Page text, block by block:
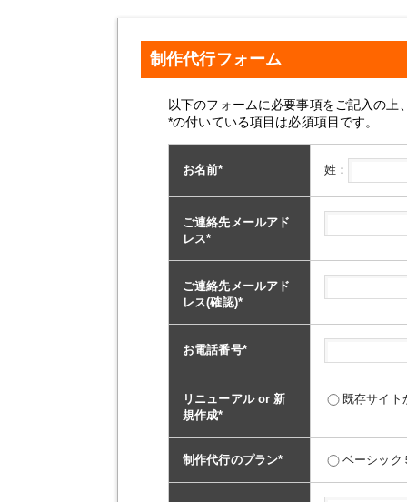
制作代行フォーム
以下のフォームに必要事項をご記入の
*の付いている項目は必須項目です。
お名前* 姓：
ご連絡先メールアド
レス*
ご連絡先メールアド
レス(確認)*
お電話番号*
リニューアル or 新
規作成*
既存サイト
制作代行のプラン* ベーシック